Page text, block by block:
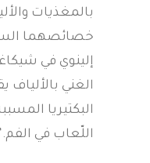
بالمغذيات
خصائصهما
إلينوي في
الغني بالألياف
البكتيريا
اللّعاب في